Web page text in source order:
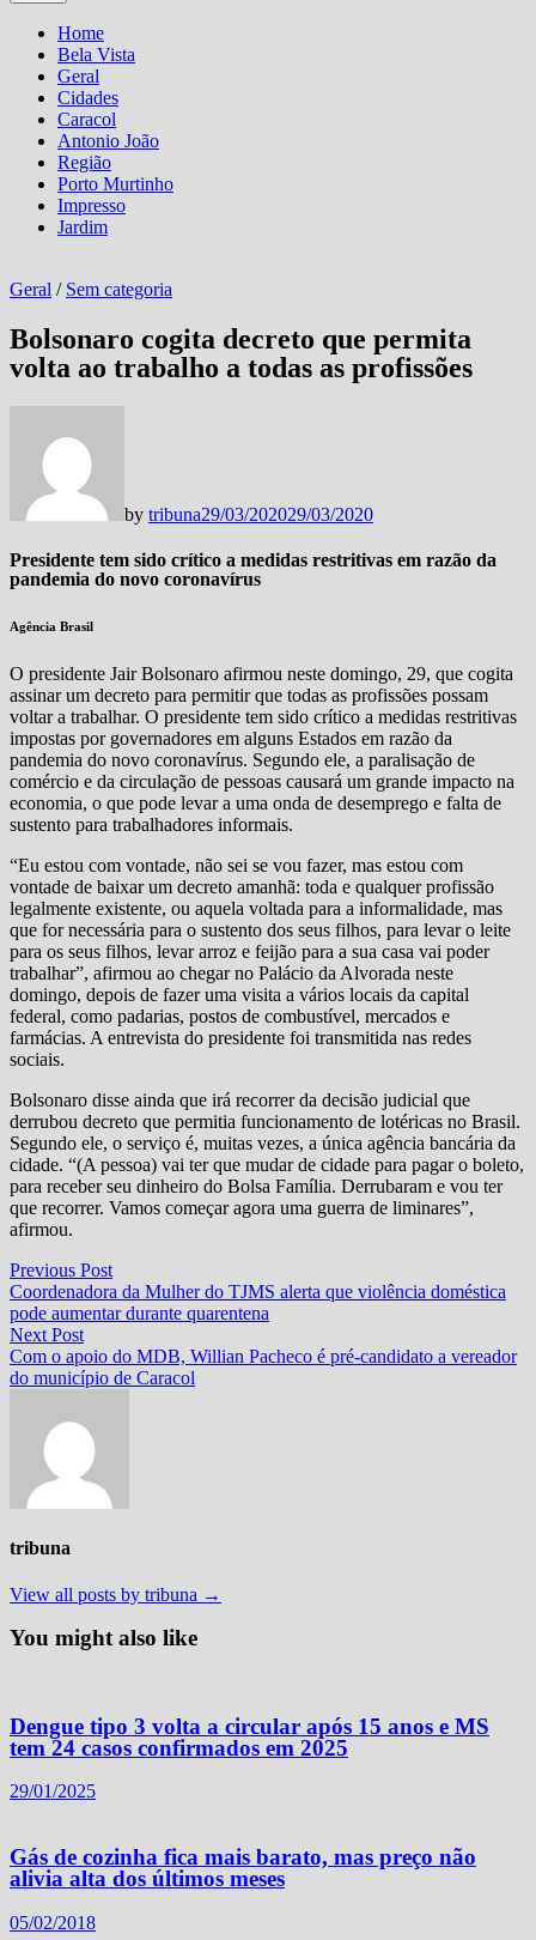
Home
Bela Vista
Geral
Cidades
Caracol
Antonio João
Região
Porto Murtinho
Impresso
Jardim
Geral / Sem categoria
Bolsonaro cogita decreto que permita
volta ao trabalho a todas as profissões
by tribuna29/03/202029/03/2020
Presidente tem sido crítico a medidas restritivas em razão da
pandemia do novo coronavírus
Agência Brasil
O presidente Jair Bolsonaro afirmou neste domingo, 29, que cogita
assinar um decreto para permitir que todas as profissões possam
voltar a trabalhar. O presidente tem sido crítico a medidas restritivas
impostas por governadores em alguns Estados em razão da
pandemia do novo coronavírus. Segundo ele, a paralisação de
comércio e da circulação de pessoas causará um grande impacto na
economia, o que pode levar a uma onda de desemprego e falta de
sustento para trabalhadores informais.
“Eu estou com vontade, não sei se vou fazer, mas estou com
vontade de baixar um decreto amanhã: toda e qualquer profissão
legalmente existente, ou aquela voltada para a informalidade, mas
que for necessária para o sustento dos seus filhos, para levar o leite
para os seus filhos, levar arroz e feijão para a sua casa vai poder
trabalhar”, afirmou ao chegar no Palácio da Alvorada neste
domingo, depois de fazer uma visita a vários locais da capital
federal, como padarias, postos de combustível, mercados e
farmácias. A entrevista do presidente foi transmitida nas redes
sociais.
Bolsonaro disse ainda que irá recorrer da decisão judicial que
derrubou decreto que permitia funcionamento de lotéricas no Brasil.
Segundo ele, o serviço é, muitas vezes, a única agência bancária da
cidade. “(A pessoa) vai ter que mudar de cidade para pagar o boleto,
para receber seu dinheiro do Bolsa Família. Derrubaram e vou ter
que recorrer. Vamos começar agora uma guerra de liminares”,
afirmou.
Navegação
de
Post
Previous PostPrevious
post:
Coordenadora da Mulher do TJMS alerta que violência doméstica
pode aumentar durante quarentena
Next PostNext
post:
Com o apoio do MDB, Willian Pacheco é pré-candidato a vereador
do município de Caracol
tribuna
View all posts by tribuna →
You might also like
Dengue tipo 3 volta a circular após 15 anos e MS
tem 24 casos confirmados em 2025
29/01/2025
Gás de cozinha fica mais barato, mas preço não
alivia alta dos últimos meses
05/02/2018